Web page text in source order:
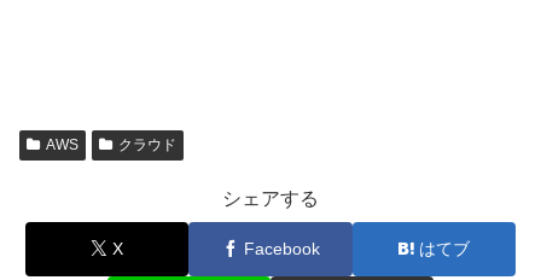
AWS クラウド
シェアする
X Facebook はてブ